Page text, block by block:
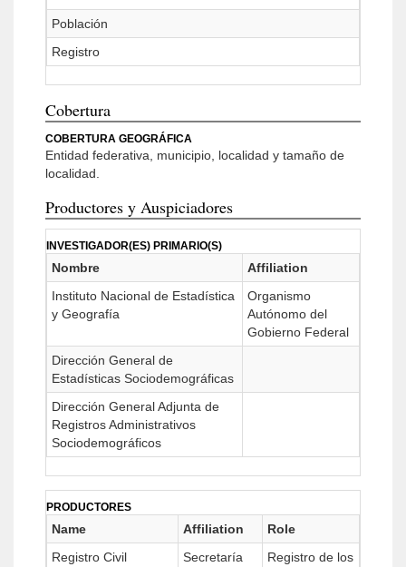
Población
Registro
Cobertura
COBERTURA GEOGRÁFICA
Entidad federativa, municipio, localidad y tamaño de
localidad.
Productores y Auspiciadores
INVESTIGADOR(ES) PRIMARIO(S)
Nombre
Affiliation
Instituto Nacional de Estadística
y Geografía
Organismo
Autónomo del
Gobierno Federal
Dirección General de
Estadísticas Sociodemográficas
Dirección General Adjunta de
Registros Administrativos
Sociodemográficos
PRODUCTORES
Name Affiliation
Role
Registro Civil
Secretaría
Registro de los